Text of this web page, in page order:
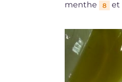
menthe
8 et